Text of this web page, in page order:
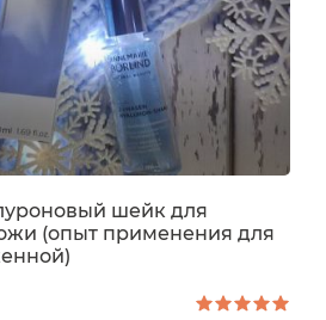
кожу. Кожа выглядит более
обновленной и
шейк для
(опыт применения для